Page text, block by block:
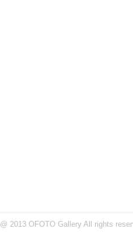
@ 2013 OFOTO Gallery All rights